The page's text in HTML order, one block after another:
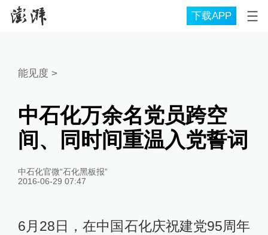
下载APP
能见度 >
中石化万余名党员跨空
间、同时间重温入党誓词
中石化官微“石化黑板报”
2016-06-29 07:47
6月28日，在中国石化庆祝建党95周年